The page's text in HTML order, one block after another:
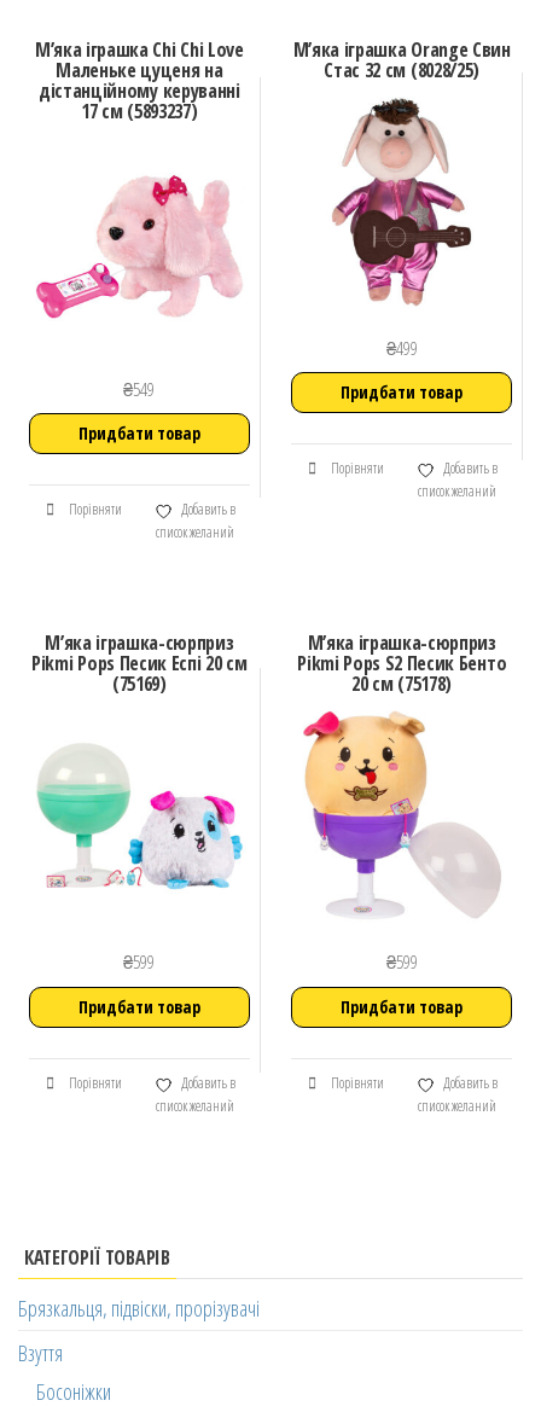
М’яка іграшка Chi Chi Love
Маленьке цуценя на
дістанційному керуванні
17 см (5893237)
₴549
Придбати товар
Порівняти
Добавить в
список желаний
М’яка іграшка Orange Свин
Стас 32 см (8028/25)
₴499
Придбати товар
Порівняти
Добавить в
список желаний
М’яка іграшка-сюрприз
Pikmi Pops Песик Еспі 20 см
(75169)
₴599
Придбати товар
Порівняти
Добавить в
список желаний
М’яка іграшка-сюрприз
Pikmi Pops S2 Песик Бенто
20 см (75178)
₴599
Придбати товар
Порівняти
Добавить в
список желаний
КАТЕГОРІЇ ТОВАРІВ
Брязкальця, підвіски, прорізувачі
Взуття
Босоніжки